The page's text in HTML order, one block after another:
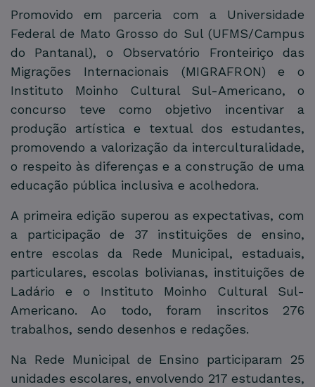
Promovido em parceria com a Universidade
Federal de Mato Grosso do Sul (UFMS/Campus
do Pantanal), o Observatório Fronteiriço das
Migrações Internacionais (MIGRAFRON) e o
Instituto Moinho Cultural Sul-Americano, o
concurso teve como objetivo incentivar a
produção artística e textual dos estudantes,
promovendo a valorização da interculturalidade,
o respeito às diferenças e a construção de uma
educação pública inclusiva e acolhedora.
A primeira edição superou as expectativas, com
a participação de 37 instituições de ensino,
entre escolas da Rede Municipal, estaduais,
particulares, escolas bolivianas, instituições de
Ladário e o Instituto Moinho Cultural Sul-
Americano. Ao todo, foram inscritos 276
trabalhos, sendo desenhos e redações.
Na Rede Municipal de Ensino participaram 25
unidades escolares, envolvendo 217 estudantes,